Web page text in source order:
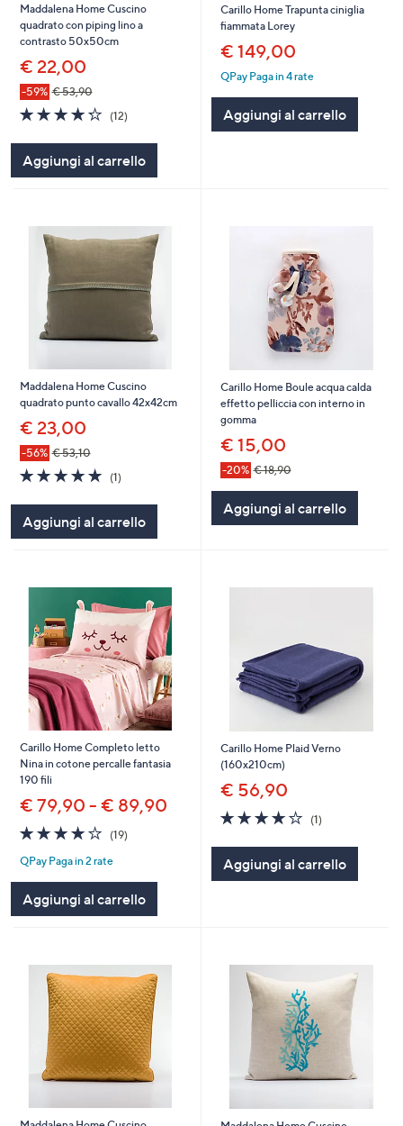
Maddalena Home Cuscino
quadrato con piping lino a
contrasto 50x50cm
€ 22,00
-59% € 53,90
4.2
of
5
Stars
(12)
Aggiungi al carrello
Carillo Home Trapunta ciniglia
fiammata Lorey
€ 149,00
QPay Paga in 4 rate
Aggiungi al carrello
Maddalena Home Cuscino
quadrato punto cavallo 42x42cm
€ 23,00
-56% € 53,10
5.0
of
5
Stars
(1)1
Aggiungi al carrello
Carillo Home Boule acqua calda
effetto pelliccia con interno in
gomma
€ 15,00
-20% € 18,90
Aggiungi al carrello
Carillo Home Completo letto
Nina in cotone percalle fantasia
190 fili
€ 79,90 - € 89,90
4.2
of
5
(19)19
QPay Paga in 2 rate
Aggiungi al carrello
Carillo Home Plaid Verno
(160x210cm)
€ 56,90
4.0
of
5
Stars
(1)1
Aggiungi al carrello